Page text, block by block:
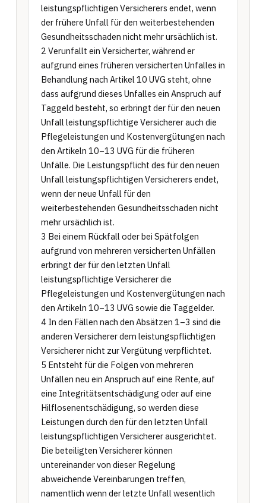
leistungspflichtigen Versicherers endet, wenn
der frühere Unfall für den weiterbestehenden
Gesundheitsschaden nicht mehr ursächlich ist.
2 Verunfallt ein Versicherter, während er
aufgrund eines früheren versicherten Unfalles in
Behandlung nach Artikel 10 UVG steht, ohne
dass aufgrund dieses Unfalles ein Anspruch auf
Taggeld besteht, so erbringt der für den neuen
Unfall leistungspflichtige Versicherer auch die
Pflegeleistungen und Kostenvergütungen nach
den Artikeln 10–13 UVG für die früheren
Unfälle. Die Leistungspflicht des für den neuen
Unfall leistungspflichtigen Versicherers endet,
wenn der neue Unfall für den
weiterbestehenden Gesundheitsschaden nicht
mehr ursächlich ist.
3 Bei einem Rückfall oder bei Spätfolgen
aufgrund von mehreren versicherten Unfällen
erbringt der für den letzten Unfall
leistungspflichtige Versicherer die
Pflegeleistungen und Kostenvergütungen nach
den Artikeln 10–13 UVG sowie die Taggelder.
4 In den Fällen nach den Absätzen 1–3 sind die
anderen Versicherer dem leistungspflichtigen
Versicherer nicht zur Vergütung verpflichtet.
5 Entsteht für die Folgen von mehreren
Unfällen neu ein Anspruch auf eine Rente, auf
eine Integritätsentschädigung oder auf eine
Hilflosenentschädigung, so werden diese
Leistungen durch den für den letzten Unfall
leistungspflichtigen Versicherer ausgerichtet.
Die beteiligten Versicherer können
untereinander von dieser Regelung
abweichende Vereinbarungen treffen,
namentlich wenn der letzte Unfall wesentlich